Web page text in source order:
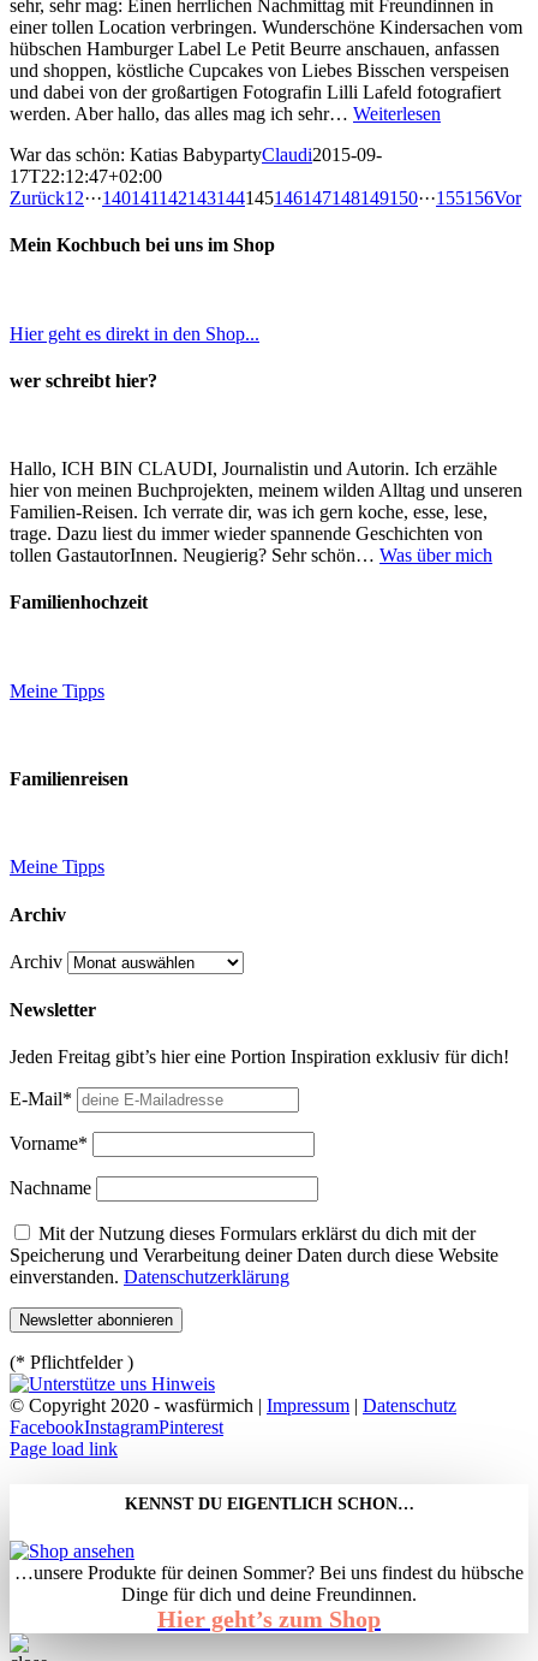
sehr, sehr mag: Einen herrlichen Nachmittag mit Freundinnen in
einer tollen Location verbringen. Wunderschöne Kindersachen vom
hübschen Hamburger Label Le Petit Beurre anschauen, anfassen
und shoppen, köstliche Cupcakes von Liebes Bisschen verspeisen
und dabei von der großartigen Fotografin Lilli Lafeld fotografiert
werden. Aber hallo, das alles mag ich sehr… Weiterlesen
War das schön: Katias BabypartyClaudi2015-09-
17T22:12:47+02:00
Zurück1 2···140141142143144145146147148149150···155156Vor
Mein Kochbuch bei uns im Shop
Hier geht es direkt in den Shop...
wer schreibt hier?
Hallo, ICH BIN CLAUDI, Journalistin und Autorin. Ich erzähle
hier von meinen Buchprojekten, meinem wilden Alltag und unseren
Familien-Reisen. Ich verrate dir, was ich gern koche, esse, lese,
trage. Dazu liest du immer wieder spannende Geschichten von
tollen GastautorInnen. Neugierig? Sehr schön… Was über mich
Familienhochzeit
Meine Tipps
Familienreisen
Meine Tipps
Archiv
Archiv
Newsletter
Jeden Freitag gibt’s hier eine Portion Inspiration exklusiv für dich!
E-Mail*
Vorname*
Nachname
Mit der Nutzung dieses Formulars erklärst du dich mit der
Speicherung und Verarbeitung deiner Daten durch diese Website
einverstanden. Datenschutzerklärung
(* Pflichtfelder )
© Copyright 2020 - wasfürmich | Impressum | Datenschutz
FacebookInstagramPinterest
Page load link
KENNST DU EIGENTLICH SCHON…
…unsere Produkte für deinen Sommer? Bei uns findest du hübsche
Dinge für dich und deine Freundinnen.
Hier geht’s zum Shop